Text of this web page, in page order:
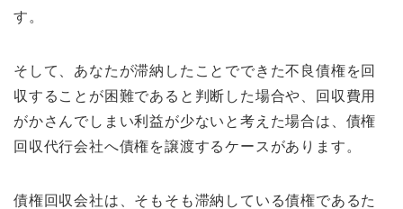
す。
そして、あなたが滞納したことでできた不良債権を回
収することが困難であると判断した場合や、回収費用
がかさんでしまい利益が少ないと考えた場合は、債権
回収代行会社へ債権を譲渡するケースがあります。
債権回収会社は、そもそも滞納している債権であるた